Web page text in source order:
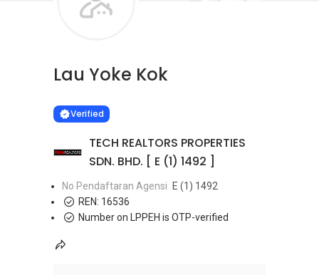
Lau Yoke Kok
VERIFIED
Verified
TECH REALTORS PROPERTIES
SDN. BHD. [ E (1) 1492 ]
No Pendaftaran Agensi
E (1) 1492
REN: 16536
Number on LPPEH is OTP-verified
Learn more